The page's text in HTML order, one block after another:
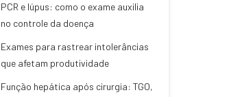
PCR e lúpus: como o exame auxilia
no controle da doença
Exames para rastrear intolerâncias
que afetam produtividade
Função hepática após cirurgia: TGO,